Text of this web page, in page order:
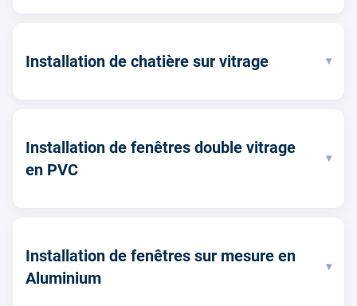
Installation de chatière sur vitrage ▾
Installation de fenêtres double vitrage
en PVC
▾
Installation de fenêtres sur mesure en
Aluminium
▾